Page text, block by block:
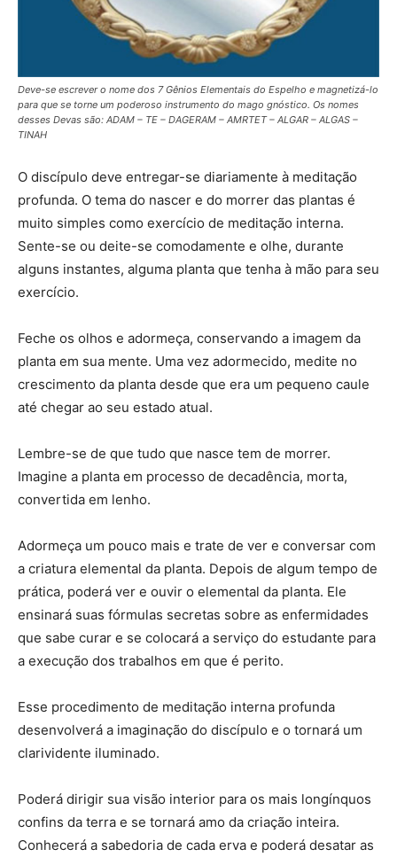
Deve-se escrever o nome dos 7 Gênios Elementais do Espelho e magnetizá-lo
para que se torne um poderoso instrumento do mago gnóstico. Os nomes
desses Devas são: ADAM – TE – DAGERAM – AMRTET – ALGAR – ALGAS –
TINAH
O discípulo deve entregar-se diariamente à meditação
profunda. O tema do nascer e do morrer das plantas é
muito simples como exercício de meditação interna.
Sente-se ou deite-­se comodamente e olhe, durante
alguns instantes, alguma planta que tenha à mão para seu
exercício.
Feche os olhos e adormeça, conservando a imagem da
planta em sua mente. Uma vez adormecido, medite no
crescimento da planta desde que era um pequeno caule
até chegar ao seu estado atual.
Lembre-se de que tudo que nasce tem de morrer.
Imagine a planta em processo de decadência, morta,
convertida em lenho.
Adormeça um pouco mais e trate de ver e conversar com
a criatura elemental da planta. Depois de algum tempo de
prática, poderá ver e ouvir o elemental da planta. Ele
ensinará suas fórmulas secretas sobre as enfermidades
que sabe curar e se colocará a serviço do estudante para
a execução dos trabalhos em que é perito.
Esse procedimento de meditação interna profunda
desenvolverá a imaginação do discípulo e o tornará um
clarividente iluminado.
Poderá dirigir sua visão interior para os mais longínquos
confins da terra e se tornará amo da criação inteira.
Conhecerá a sabedoria de cada erva e poderá desatar as